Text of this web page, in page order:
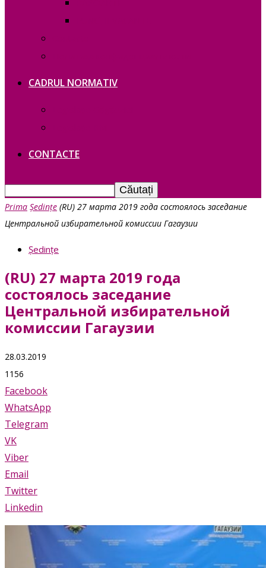
CADRUL NORMATIV
CONTACTE
Prima Ședințe (RU) 27 марта 2019 года состоялось заседание
Центральной избирательной комиссии Гагаузии
Ședințe
(RU) 27 марта 2019 года
состоялось заседание
Центральной избирательной
комиссии Гагаузии
28.03.2019
1156
Facebook
WhatsApp
Telegram
VK
Viber
Email
Twitter
Linkedin